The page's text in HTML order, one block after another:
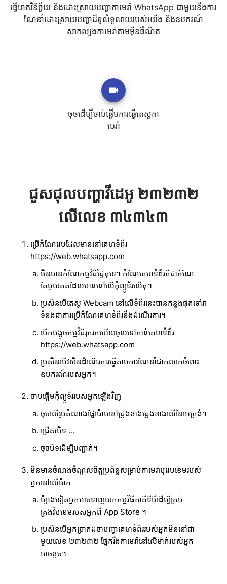
ធ្វើរោគវិនិច្ឆ័យ និងដោះស្រាយបញ្ហាកាមេរ៉ា WhatsApp ជាមួយនឹងការ
ណែនាំដោះស្រាយបញ្ហាដ៏ទូលំទូលាយរបស់យើង និងឧបករណ៍
សាកល្បងកាមេរ៉ាតាមអ៊ីនធឺណិត
ចុចដើម្បីចាប់ផ្តើមការធ្វើតេស្តកា
មេរ៉ា
ជួសជុលបញ្ហាវីដេអូ ២៣២៣២
លើលេខ ៣៤៣៤៣
ប្រើកំណែវេបដែលមាននៅគេហទំព័រ
https://web.whatsapp.com
មិនមានកំណែកម្មវិធីផ្ទៃតុទេ។ កំណែគេហទំព័រគឺជាកំណែ
តែមួយគត់ដែលមាននៅលើកុំព្យូទ័រលើតុ។
ប្រសិនបើតេស្ត Webcam នៅលើទំព័រនេះបានកន្លងផុតទៅវា
ទំនងជាការប្រើកំណែគេហទំព័រនឹងដំណើរការ។
បើកបង្អួចកម្មវិធីរុករកហើយចូលទៅកាន់គេហទំព័រ
https://web.whatsapp.com
ប្រសិនបើវាមិនដំណើរការធ្វើតាមការណែនាំជាក់លាក់ចំពោះ
ឧបករណ៍របស់អ្នក។
ចាប់ផ្ដើមកុំព្យូទ័ររបស់អ្នកឡើងវិញ
ចុចលើរូបតំណាងផ្លែប៉ោមនៅជ្រុងខាងឆ្វេងខាងលើនៃអេក្រង់។
ជ្រើសបិទ ...
ចុចបិទដើម្បីបញ្ជាក់។
មិនមានចំណង់ចំណូលចិត្តប្រព័ន្ធសម្រាប់កាមេរ៉ាឬវេបខេមរបស់
អ្នកនៅលើម៉ាក់
ម៉្យាងទៀតអ្នកអាចទាញយកកម្មវិធីភាគីទីបីដើម្បីគ្រប់
គ្រងវិបខេមរបស់អ្នកពី App Store ។
ប្រសិនបើអ្នកប្រាកដថាបញ្ហាគេហទំព័ររបស់អ្នកមិននៅជា
មួយលេខ ២៣២៣២ ផ្នែករឹងកាមេរ៉ានៅលើម៉ាក់របស់អ្នក
អាចខូច។